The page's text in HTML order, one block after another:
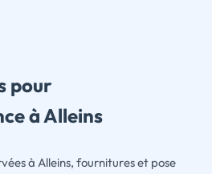
pour
à Alleins
à Alleins, fournitures et pose